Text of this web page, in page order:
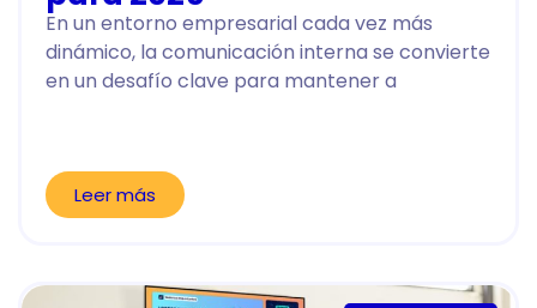
En un entorno empresarial cada vez más
dinámico, la comunicación interna se convierte
en un desafío clave para mantener a
Leer más